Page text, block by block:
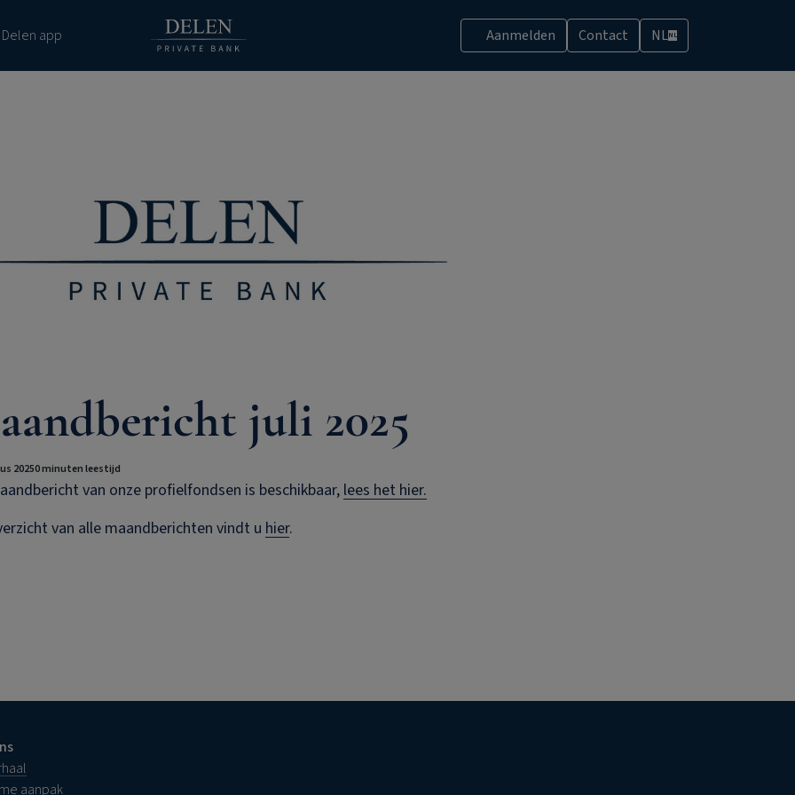
app Aanmelden Contact NLNL
juli 2025
20250 minuten leestijd
van onze profielfondsen is beschikbaar, lees het hier.
van alle maandberichten vindt u hier.
aanpak